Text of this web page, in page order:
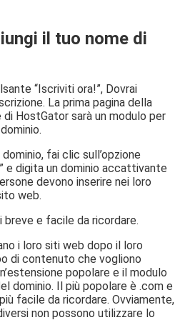
il tuo nome di
“Iscriviti ora!”, Dovrai
La prima pagina della
HostGator sarà un modulo per
fai clic sull’opzione
e digita un dominio accattivante
devono inserire nei loro
web.
breve e facile da ricordare.
i loro siti web dopo il loro
di contenuto che vogliono
popolare e il modulo
dominio. Il più popolare è .com e
facile da ricordare. Ovviamente,
non possono utilizzare lo